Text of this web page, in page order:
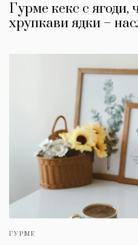
Гурме кекс с ягоди,
хрупкави ядки –
ГУРМЕ